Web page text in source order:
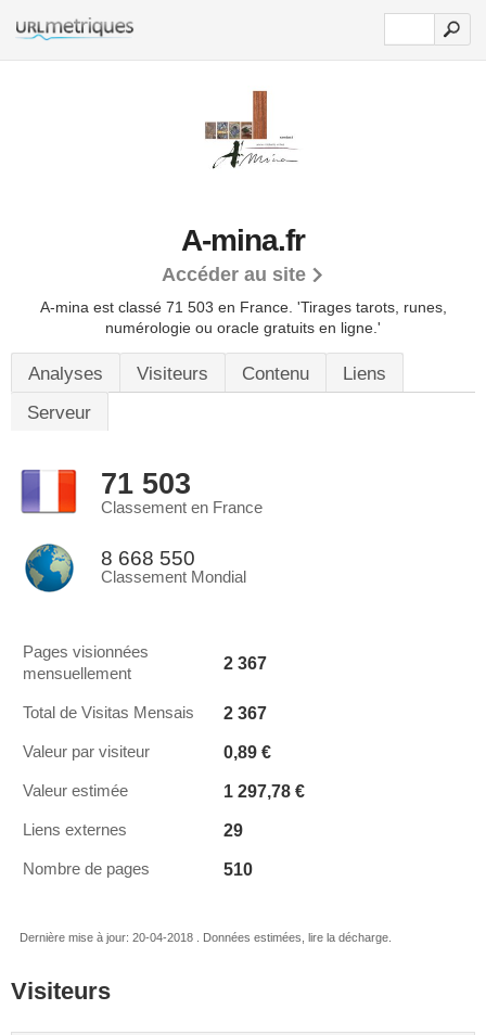
A-mina.fr
Accéder au site
A-mina est classé 71 503 en France. 'Tirages tarots, runes,
numérologie ou oracle gratuits en ligne.'
Analyses Visiteurs Contenu
Liens
Serveur
71 503
Classement en France
8 668 550
Classement Mondial
Pages visionnées
mensuellement
2 367
Total de Visitas Mensais 2 367
Valeur par visiteur 0,89 €
Valeur estimée 1 297,78 €
Liens externes 29
Nombre de pages 510
Dernière mise à jour: 20-04-2018 . Données estimées, lire la décharge.
Visiteurs